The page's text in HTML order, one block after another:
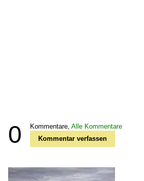
0 Kommentare, Alle Kommentare
Kommentar verfassen